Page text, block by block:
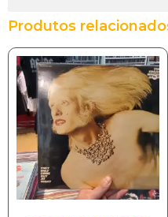
Produtos